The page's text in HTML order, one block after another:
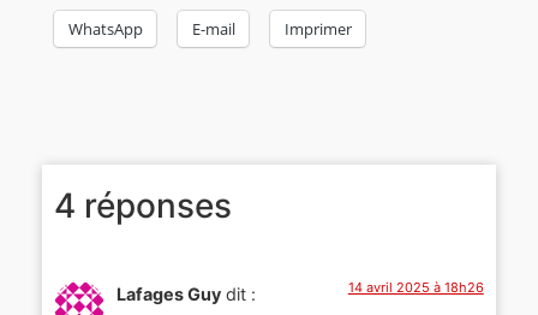
WhatsApp E-mail Imprimer
4 réponses
Lafages Guy dit : 14 avril 2025 à 18h26